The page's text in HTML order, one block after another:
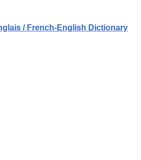
/ French-English Dictionary